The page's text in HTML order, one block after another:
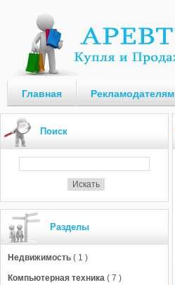
Главная Рекламодателям
Поиск
Разделы
Недвижимость ( 1 )
Компьютерная техника ( 7 )